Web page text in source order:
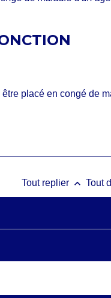
placé en congé de
Tout replier keyboard_arrow_up Tout